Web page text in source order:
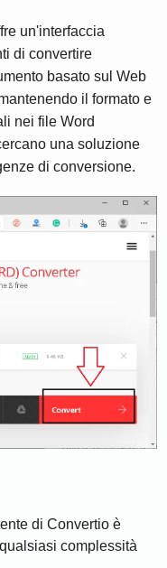
un'interfaccia
di convertire
basato sul Web
il formato e
nei file Word
una soluzione
di conversione.
di Convertio è
complessità